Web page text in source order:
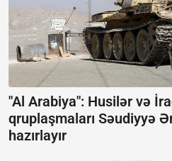
"Al Arabiya": Husilər və
qruplaşmaları Səudiyyə
hazırlayır